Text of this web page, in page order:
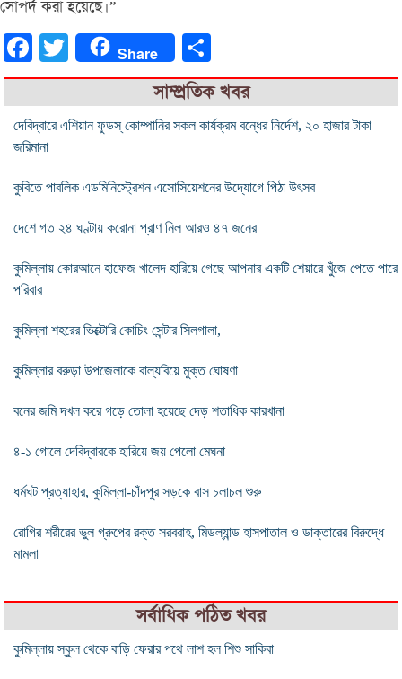
সোপর্দ করা হয়েছে।”
FacebookTwitter Share
সাম্প্রতিক খবর
দেবিদ্বারে এশিয়ান ফুডস্ কোম্পানির সকল কার্যক্রম বন্ধের নির্দেশ, ২০ হাজার টাকা
জরিমানা
কুবিতে পাবলিক এডমিনিস্ট্রেশন এসোসিয়েশনের উদ্যোগে পিঠা উৎসব
দেশে গত ২৪ ঘণ্টায় করোনা প্রাণ নিল আরও ৪৭ জনের
কুমিল্লায় কোরআনে হাফেজ খালেদ হারিয়ে গেছে আপনার একটি শেয়ারে খুঁজে পেতে পারে
পরিবার
কুমিল্লা শহরের ভিক্টোরি কোচিং সেন্টার সিলগালা,
কুমিল্লার বরুড়া উপজেলাকে বাল্যবিয়ে মুক্ত ঘোষণা
বনের জমি দখল করে গড়ে তোলা হয়েছে দেড় শতাধিক কারখানা
৪-১ গোলে দেবিদ্বারকে হারিয়ে জয় পেলো মেঘনা
ধর্মঘট প্রত্যাহার, কুমিল্লা-চাঁদপুর সড়কে বাস চলাচল শুরু
রোগির শরীরের ভুল গ্রুপের রক্ত সরবরাহ, মিডল্যান্ড হাসপাতাল ও ডাক্তারের বিরুদ্ধে
মামলা
সর্বাধিক পঠিত খবর
কুমিল্লায় স্কুল থেকে বাড়ি ফেরার পথে লাশ হল শিশু সাকিবা